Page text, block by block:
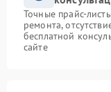
Точные прайс-
ремонта,
бесплатной
сайте